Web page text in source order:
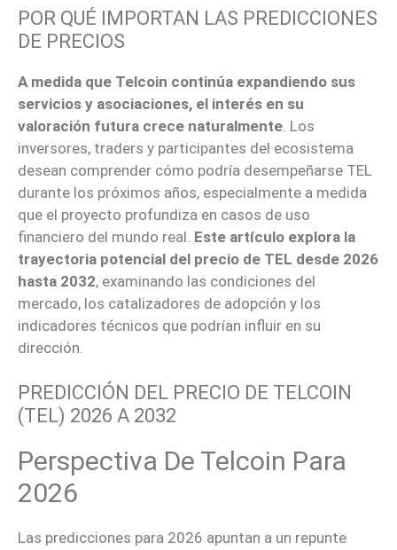
POR QUÉ IMPORTAN LAS PREDICCIONES
DE PRECIOS
A medida que Telcoin continúa expandiendo sus
servicios y asociaciones, el interés en su
valoración futura crece naturalmente . Los
inversores, traders y participantes del ecosistema
desean comprender cómo podría desempeñarse TEL
durante los próximos años, especialmente a medida
que el proyecto profundiza en casos de uso
financiero del mundo real. Este artículo explora la
trayectoria potencial del precio de TEL desde 2026
hasta 2032, examinando las condiciones del
mercado, los catalizadores de adopción y los
indicadores técnicos que podrían influir en su
dirección.
PREDICCIÓN DEL PRECIO DE TELCOIN
(TEL) 2026 A 2032
Perspectiva De Telcoin Para
2026
Las predicciones para 2026 apuntan a un repunte